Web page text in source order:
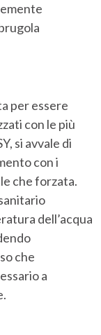
per essere
con le più
si avvale di
con i
che forzata.
dell’acqua
che
a